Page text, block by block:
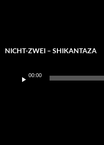
NICHT-ZWEI – SHIKANTAZA
Player
00:00